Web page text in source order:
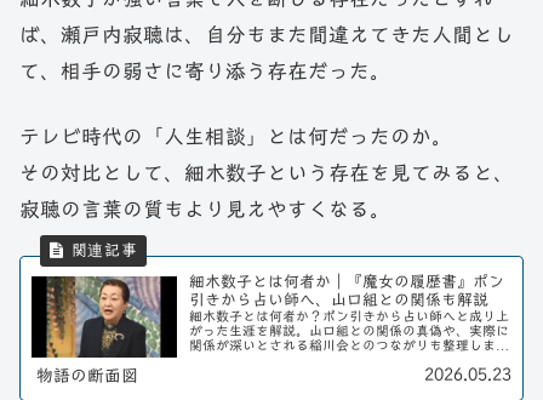
ば、瀬戸内寂聴は、自分もまた間違えてきた人間とし
て、相手の弱さに寄り添う存在だった。
テレビ時代の「人生相談」とは何だったのか。
その対比として、細木数子という存在を見てみると、
寂聴の言葉の質もより見えやすくなる。
細木数子とは何者か｜『魔女の履歴書』ポン
引きから占い師へ、山口組との関係も解説
細木数子とは何者か？ポン引きから占い師へと成り上
がった生涯を解説。山口組との関係の真偽や、実際に
関係が深いとされる稲川会とのつながりも整理しま
物語の断面図 2026.05.23